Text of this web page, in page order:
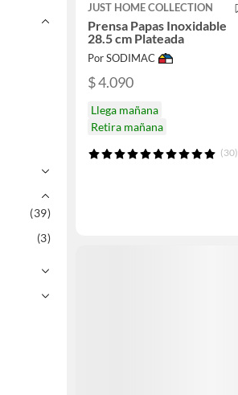
(39)
(3)
JUST HOME COLLECTION
Prensa Papas Inoxidable
28.5 cm Plateada
Por SODIMAC
$ 4.090
Llega mañana
Retira mañana
(30)